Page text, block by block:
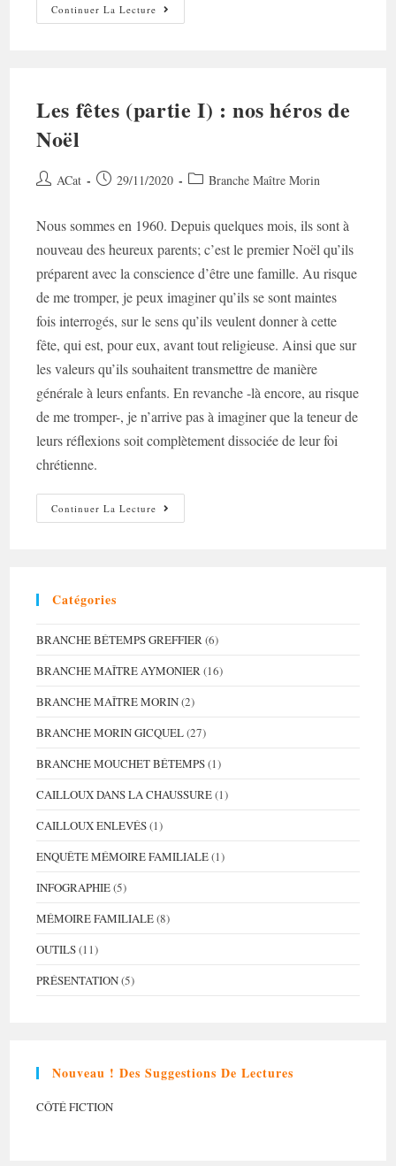
Continuer La Lecture Les
Fêtes
Noël
Les fêtes (partie I) : nos héros de
Noël
Auteur/autrice
publication :
ACat
Post29/11/2020
PostBranche Maître Morin
Nous sommes en 1960. Depuis quelques mois, ils sont à
nouveau des heureux parents; c’est le premier Noël qu’ils
préparent avec la conscience d’être une famille. Au risque
de me tromper, je peux imaginer qu’ils se sont maintes
fois interrogés, sur le sens qu’ils veulent donner à cette
fête, qui est, pour eux, avant tout religieuse. Ainsi que sur
les valeurs qu’ils souhaitent transmettre de manière
générale à leurs enfants. En revanche -là encore, au risque
de me tromper-, je n’arrive pas à imaginer que la teneur de
leurs réflexions soit complètement dissociée de leur foi
chrétienne.
Continuer La Lecture Les
Fêtes
Catégories
BRANCHE BÉTEMPS GREFFIER(6)
BRANCHE MAÎTRE AYMONIER(16)
BRANCHE MAÎTRE MORIN(2)
BRANCHE MORIN GICQUEL(27)
BRANCHE MOUCHET BÉTEMPS(1)
CAILLOUX DANS LA CHAUSSURE(1)
CAILLOUX ENLEVÉS(1)
ENQUÊTE MÉMOIRE FAMILIALE(1)
INFOGRAPHIE(5)
MÉMOIRE FAMILIALE(8)
OUTILS(11)
PRÉSENTATION(5)
Nouveau ! Des Suggestions De Lectures
CÔTÉ FICTION